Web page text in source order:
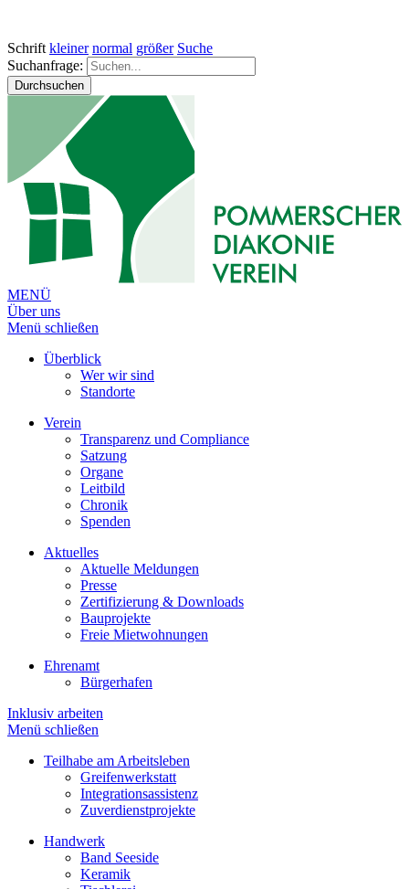
Schrift kleiner normal größer Suche
Suchanfrage:
Durchsuchen
MENÜ
Über uns
Menü schließen
Überblick
Wer wir sind
Standorte
Verein
Transparenz und Compliance
Satzung
Organe
Leitbild
Chronik
Spenden
Aktuelles
Aktuelle Meldungen
Presse
Zertifizierung & Downloads
Bauprojekte
Freie Mietwohnungen
Ehrenamt
Bürgerhafen
Inklusiv arbeiten
Menü schließen
Teilhabe am Arbeitsleben
Greifenwerkstatt
Integrationsassistenz
Zuverdienstprojekte
Handwerk
Band Seeside
Keramik